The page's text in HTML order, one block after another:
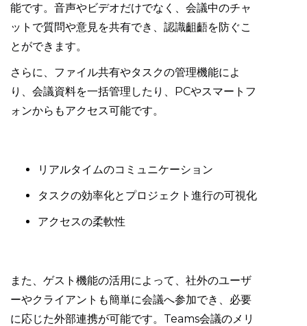
能です。音声やビデオだけでなく、会議中のチャ
ットで質問や意見を共有でき、認識齟齬を防ぐこ
とができます。
さらに、ファイル共有やタスクの管理機能によ
り、会議資料を一括管理したり、PCやスマートフ
ォンからもアクセス可能です。
リアルタイムのコミュニケーション
タスクの効率化とプロジェクト進行の可視化
アクセスの柔軟性
また、ゲスト機能の活用によって、社外のユーザ
ーやクライアントも簡単に会議へ参加でき、必要
に応じた外部連携が可能です。Teams会議のメリ